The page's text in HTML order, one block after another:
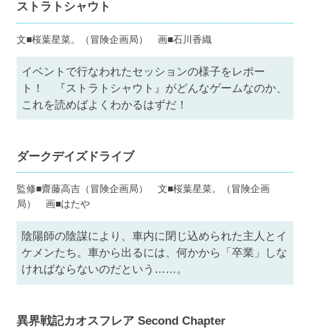
ストラトシャウト
文■桜葉星菜。（冒険企画局） 画■石川香織
イベントで行なわれたセッションの様子をレポー
ト！ 『ストラトシャウト』がどんなゲームなのか、
これを読めばよくわかるはずだ！
ダークデイズドライブ
監修■齋藤高吉（冒険企画局） 文■桜葉星菜。（冒険企画
局） 画■はたや
陰陽師の陰謀により、車内に閉じ込められた主人とイ
ケメンたち。車から出るには、何かから「卒業」しな
ければならないのだという……。
異界戦記カオスフレア Second Chapter